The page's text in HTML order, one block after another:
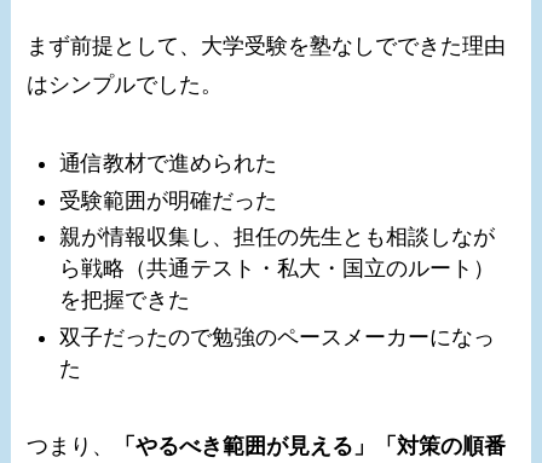
まず前提として、大学受験を塾なしでできた理由
はシンプルでした。
通信教材で進められた
受験範囲が明確だった
親が情報収集し、担任の先生とも相談しなが
ら戦略（共通テスト・私大・国立のルート）
を把握できた
双子だったので勉強のペースメーカーになっ
た
つまり、
「やるべき範囲が見える」「対策の順番